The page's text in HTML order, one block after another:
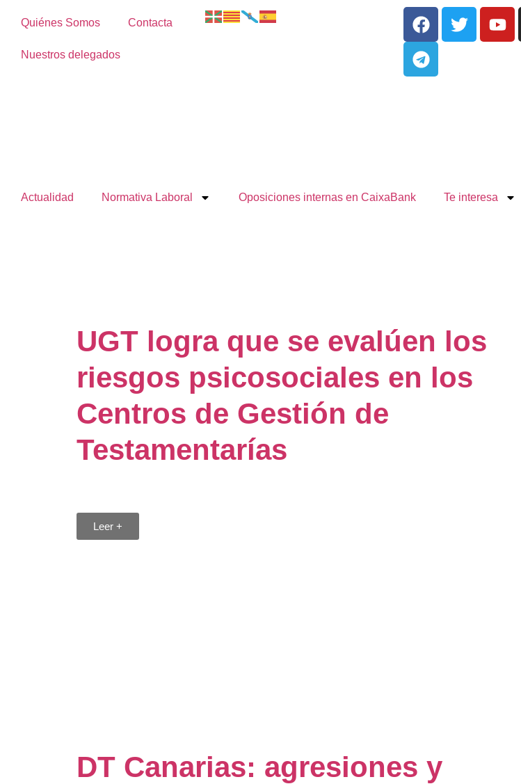
Quiénes Somos Contacta
Nuestros delegados
Actualidad Normativa Laboral Oposiciones internas en CaixaBank Te interesa
UGT logra que se evalúen los
riesgos psicosociales en los
Centros de Gestión de
Testamentarías
Leer +
DT Canarias: agresiones y